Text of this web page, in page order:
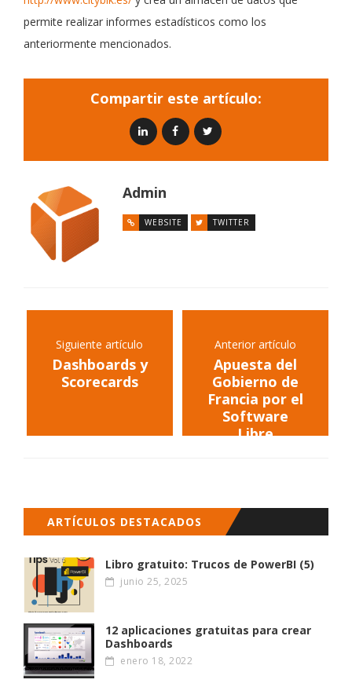
permite realizar informes estadísticos como los
anteriormente mencionados.
Compartir este artículo:
Admin
WEBSITE TWITTER
Siguiente artículo
Dashboards y
Scorecards
Anterior artículo
Apuesta del
Gobierno de
Francia por el
Software
Libre
ARTÍCULOS DESTACADOS
Libro gratuito: Trucos de PowerBI (5)
junio 25, 2025
12 aplicaciones gratuitas para crear
Dashboards
enero 18, 2022